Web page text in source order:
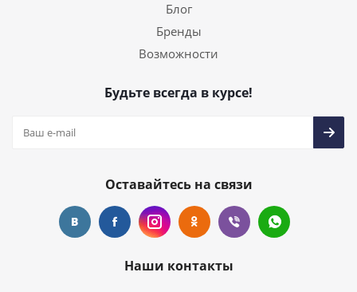
Блог
Бренды
Возможности
Будьте всегда в курсе!
Оставайтесь на связи
Наши контакты